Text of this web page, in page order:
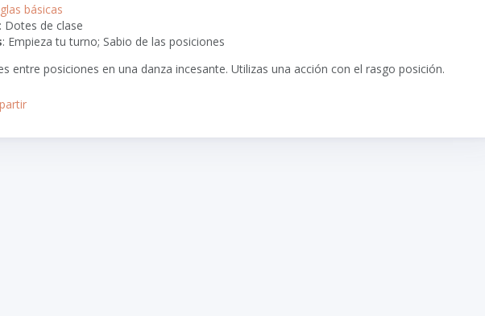
básicas
: Dotes de clase
: Empieza tu turno; Sabio de las posiciones
entre posiciones en una danza incesante. Utilizas una acción con el rasgo posición.